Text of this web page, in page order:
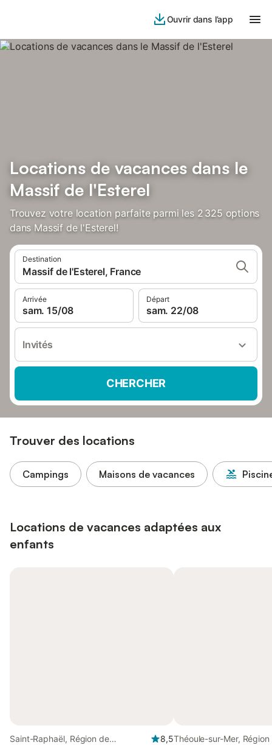
Ouvrir dans l’app
Locations de vacances dans le
Massif de l'Esterel
Trouvez votre location parfaite parmi les 2 325 options
dans Massif de l'Esterel!
Destination
Massif de l'Esterel, France
Arrivée
sam. 15/08
Départ
sam. 22/08
Invités
CHERCHER
Trouver des locations
Campings Maisons de vacances
Locations de vacances adaptées aux
enfants
Saint-Raphaël, Région de
8,5Théoule-sur-Mer,